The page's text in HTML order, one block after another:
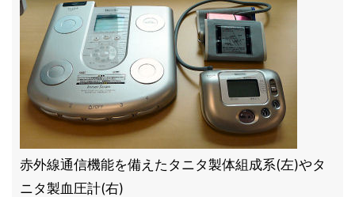
赤外線通信機能を備えたタニタ製体組成系(左)やタ
ニタ製血圧計(右)